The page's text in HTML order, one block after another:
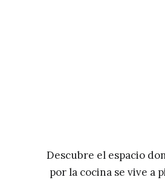
Descubre el espacio
por la cocina se vive a